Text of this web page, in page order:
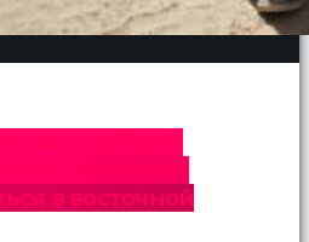
в восточной